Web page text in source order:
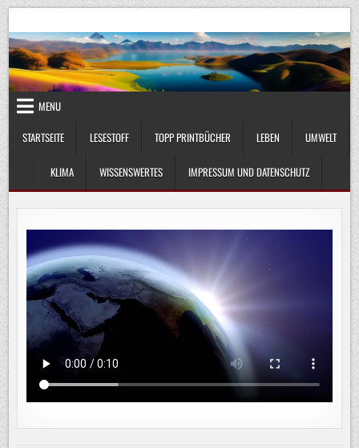
Skip
to
content
UmweltKlima.com
MENU
STARTSEITE
LESESTOFF TOPP PRINTBÜCHER LEBEN UMWELT
KLIMA WISSENSWERTES IMPRESSUM UND DATENSCHUTZ